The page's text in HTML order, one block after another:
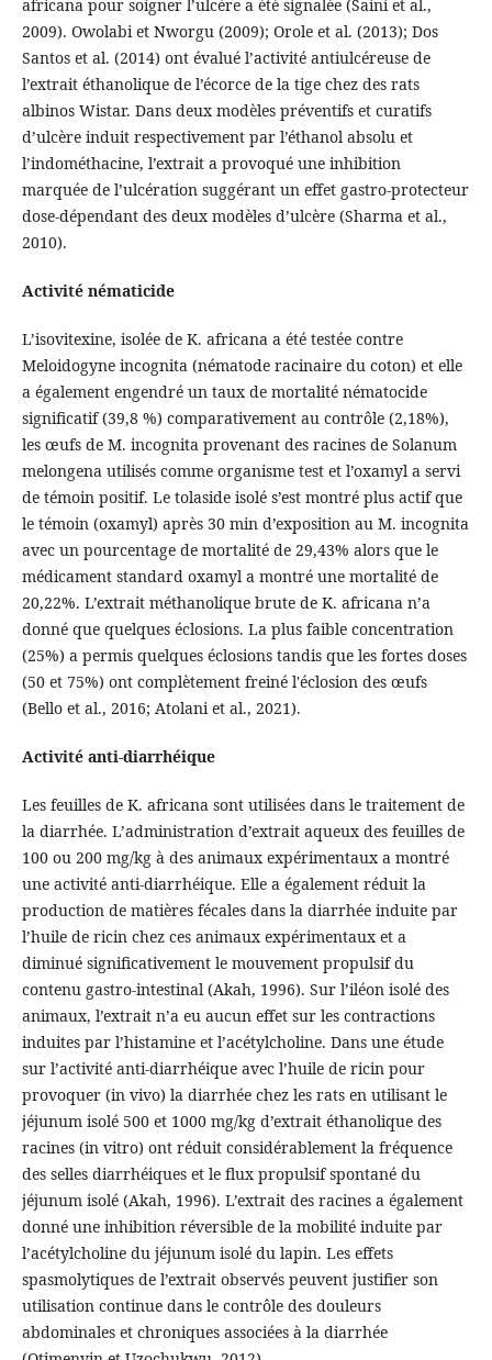
africana pour soigner l’ulcère a été signalée (Saini et al.,
2009). Owolabi et Nworgu (2009); Orole et al. (2013); Dos
Santos et al. (2014) ont évalué l’activité antiulcéreuse de
l’extrait éthanolique de l’écorce de la tige chez des rats
albinos Wistar. Dans deux modèles préventifs et curatifs
d’ulcère induit respectivement par l’éthanol absolu et
l’indométhacine, l’extrait a provoqué une inhibition
marquée de l’ulcération suggérant un effet gastro-protecteur
dose-dépendant des deux modèles d’ulcère (Sharma et al.,
2010).
Activité nématicide
L’isovitexine, isolée de K. africana a été testée contre
Meloidogyne incognita (nématode racinaire du coton) et elle
a également engendré un taux de mortalité nématocide
significatif (39,8 %) comparativement au contrôle (2,18%),
les œufs de M. incognita provenant des racines de Solanum
melongena utilisés comme organisme test et l’oxamyl a servi
de témoin positif. Le tolaside isolé s’est montré plus actif que
le témoin (oxamyl) après 30 min d’exposition au M. incognita
avec un pourcentage de mortalité de 29,43% alors que le
médicament standard oxamyl a montré une mortalité de
20,22%. L’extrait méthanolique brute de K. africana n’a
donné que quelques éclosions. La plus faible concentration
(25%) a permis quelques éclosions tandis que les fortes doses
(50 et 75%) ont complètement freiné l'éclosion des œufs
(Bello et al., 2016; Atolani et al., 2021).
Activité anti-diarrhéique
Les feuilles de K. africana sont utilisées dans le traitement de
la diarrhée. L’administration d’extrait aqueux des feuilles de
100 ou 200 mg/kg à des animaux expérimentaux a montré
une activité anti-diarrhéique. Elle a également réduit la
production de matières fécales dans la diarrhée induite par
l’huile de ricin chez ces animaux expérimentaux et a
diminué significativement le mouvement propulsif du
contenu gastro-intestinal (Akah, 1996). Sur l’iléon isolé des
animaux, l’extrait n’a eu aucun effet sur les contractions
induites par l’histamine et l’acétylcholine. Dans une étude
sur l’activité anti-diarrhéique avec l’huile de ricin pour
provoquer (in vivo) la diarrhée chez les rats en utilisant le
jéjunum isolé 500 et 1000 mg/kg d’extrait éthanolique des
racines (in vitro) ont réduit considérablement la fréquence
des selles diarrhéiques et le flux propulsif spontané du
jéjunum isolé (Akah, 1996). L’extrait des racines a également
donné une inhibition réversible de la mobilité induite par
l’acétylcholine du jéjunum isolé du lapin. Les effets
spasmolytiques de l’extrait observés peuvent justifier son
utilisation continue dans le contrôle des douleurs
abdominales et chroniques associées à la diarrhée